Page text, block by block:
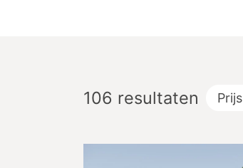
106 resultaten Prijs